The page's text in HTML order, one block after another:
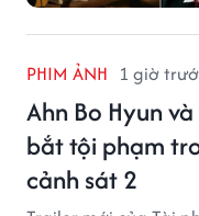
PHIM ẢNH 1 giờ
Ahn Bo Hyun
bắt tội phạm
cảnh sát 2